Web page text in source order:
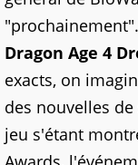
Dragon Age 4
exacts, on
des nouvelles
jeu s'étant